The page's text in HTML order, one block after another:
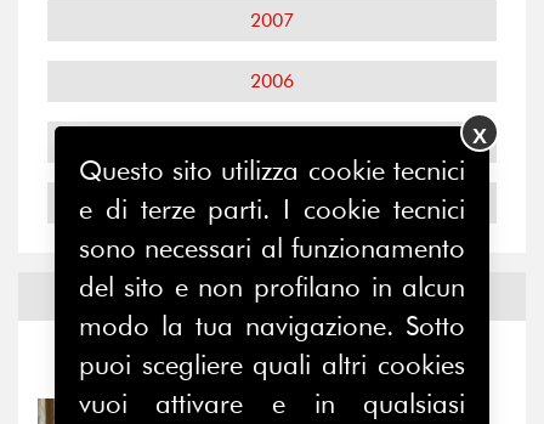
2007
2006
2004
Notizie edEventi
Notizie-Eventi
Questo sito utilizza cookie tecnici
e di terze parti. I cookie tecnici
sono necessari al funzionamento
del sito e non profilano in alcun
modo la tua navigazione. Sotto
puoi scegliere quali altri cookies
vuoi attivare e in qualsiasi
X